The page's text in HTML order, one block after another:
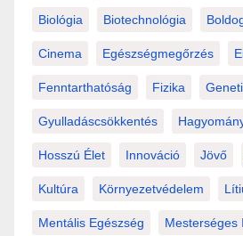
Biológia Biotechnológia
Cinema Egészségmegőrzés
Fenntarthatóság Fizika
Gyulladáscsökkentés
Hosszú Élet Innováció Jövő
Kultúra Környezetvédelem
Mentális Egészség Mesterséges